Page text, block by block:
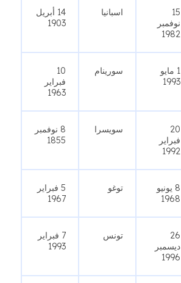
15
نوفمبر
1982
اسبانيا
14 أبريل
1903
1 مايو
1993
سورينام
10
فبراير
1963
20
فبراير
1992
سويسرا
8 نوفمبر
1855
8 يونيو
1968
توغو
5 فبراير
1967
26
ديسمبر
1996
تونس
7 فبراير
1993